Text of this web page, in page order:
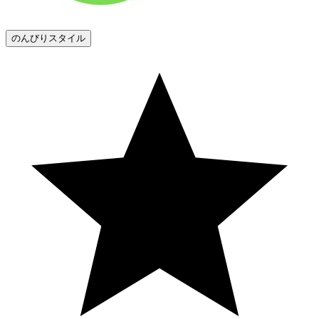
のんびりスタイル